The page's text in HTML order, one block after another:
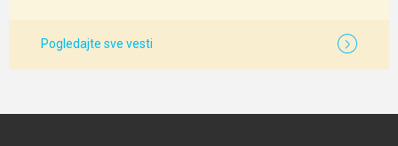
Pogledajte sve vesti